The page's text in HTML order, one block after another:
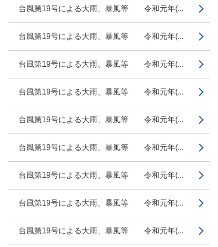
台風第19号による大雨、暴風等 令和元年(...
台風第19号による大雨、暴風等 令和元年(...
台風第19号による大雨、暴風等 令和元年(...
台風第19号による大雨、暴風等 令和元年(...
台風第19号による大雨、暴風等 令和元年(...
台風第19号による大雨、暴風等 令和元年(...
台風第19号による大雨、暴風等 令和元年(...
台風第19号による大雨、暴風等 令和元年(...
台風第19号による大雨、暴風等 令和元年(...